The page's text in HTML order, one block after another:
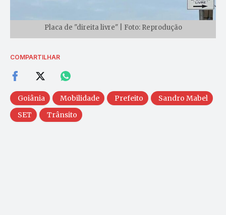
Placa de "direita livre" | Foto: Reprodução
COMPARTILHAR
Goiânia Mobilidade Prefeito
Sandro Mabel
SET
Trânsito